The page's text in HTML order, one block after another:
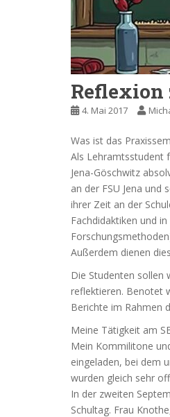
Reflexion
4. Mai 2017
Was ist das
Als Lehramtsstudent
Jena-Göschwitz
an der FSU Jena
ihrer Zeit an der
Fachdidaktiken und
Außerdem dienen
Die Studenten sollen
reflektieren. Benotet
Berichte im Rahmen
Meine Tätigkeit am
Mein Kommilitone
eingeladen, bei dem
wurden gleich sehr
In der zweiten
Schultag. Frau